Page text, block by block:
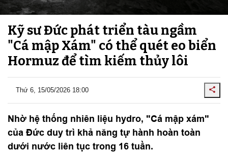
Kỹ sư Đức phát triển tàu ngầm
"Cá mập Xám" có thể quét eo biển
Hormuz để tìm kiếm thủy lôi
Thứ 6, 15/05/2026 18:00
Nhờ hệ thống nhiên liệu hydro, "Cá mập xám"
của Đức duy trì khả năng tự hành hoàn toàn
dưới nước liên tục trong 16 tuần.